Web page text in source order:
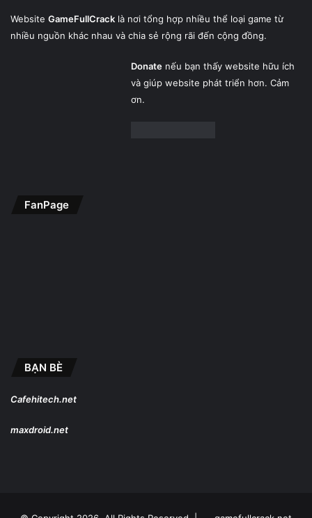
Website GameFullCrack là nơi tổng hợp nhiều thể loại game từ
nhiều nguồn khác nhau và chia sẻ rộng rãi đến cộng đồng.
Donatenếu bạn thấy website hữu ích
và giúp website phát triển hơn. Cảm
ơn.
FanPage
BẠN BÈ
Cafehitech.net
maxdroid.net